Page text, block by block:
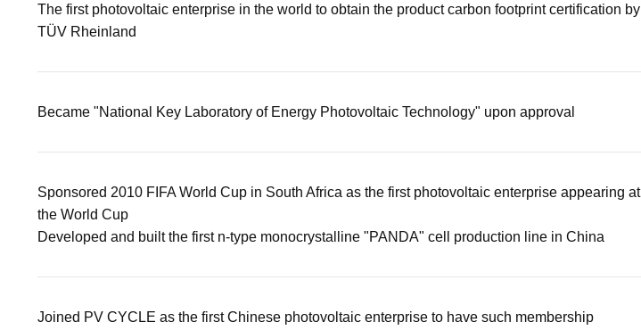
The first photovoltaic enterprise in the world to obtain the product carbon footprint certification by
TÜV Rheinland
Became "National Key Laboratory of Energy Photovoltaic Technology" upon approval
Sponsored 2010 FIFA World Cup in South Africa as the first photovoltaic enterprise appearing at
the World Cup
Developed and built the first n-type monocrystalline "PANDA" cell production line in China
Joined PV CYCLE as the first Chinese photovoltaic enterprise to have such membership